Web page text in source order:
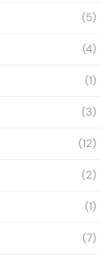
(5)
(4)
(1)
(3)
(12)
(2)
(1)
(7)